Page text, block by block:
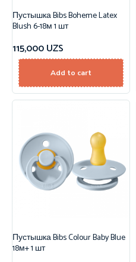
Пустышка Bibs Boheme Latex
Blush 6-18м 1 шт
115,000UZS
Add to cart
Пустышка Bibs Colour Baby Blue
18м+ 1 шт